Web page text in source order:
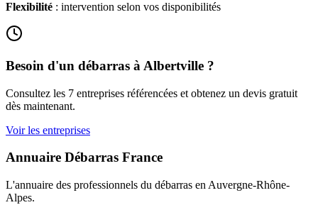
Flexibilité : intervention selon vos disponibilités
Besoin d'un débarras à Albertville ?
Consultez les 7 entreprises référencées et obtenez un devis gratuit
dès maintenant.
Voir les entreprises
Annuaire Débarras France
L'annuaire des professionnels du débarras en Auvergne-Rhône-
Alpes.